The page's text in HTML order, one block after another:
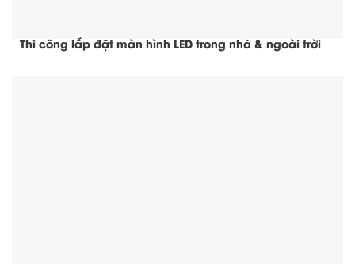
Thi công lắp đặt màn hình LED trong nhà & ngoài trời